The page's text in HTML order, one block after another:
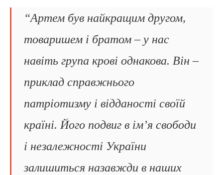
“Артем був найкращим другом,
товаришем і братом – у нас
навіть група крові однакова. Він –
приклад справжнього
патріотизму і відданості своїй
країні. Його подвиг в ім’я свободи
і незалежності України
залишиться назавжди в наших